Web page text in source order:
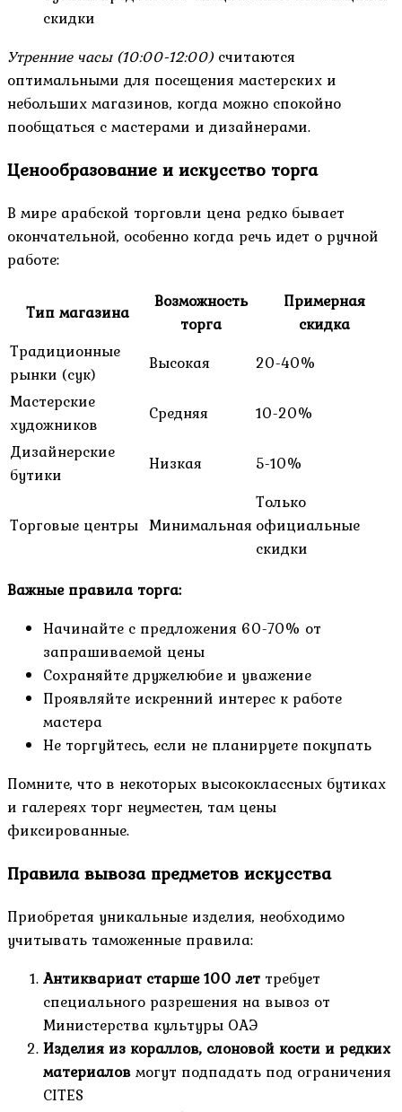
скидки
Утренние часы (10:00-12:00)считаются
оптимальными для посещения мастерских и
небольших магазинов, когда можно спокойно
пообщаться с мастерами и дизайнерами.
Ценообразование и искусство торга
В мире арабской торговли цена редко бывает
окончательной, особенно когда речь идет о ручной
работе:
Тип магазина
Возможность
торга
Примерная
скидка
Традиционные
рынки (сук)
Высокая
20-40%
Мастерские
художников
Средняя
10-20%
Дизайнерские
бутики
Низкая 5-10%
Торговые центры Минимальная
Только
официальные
скидки
Важные правила торга:
Начинайте с предложения 60-70% от
запрашиваемой цены
Сохраняйте дружелюбие и уважение
Проявляйте искренний интерес к работе
мастера
Не торгуйтесь, если не планируете покупать
Помните, что в некоторых высококлассных бутиках
и галереях торг неуместен, там цены
фиксированные.
Правила вывоза предметов искусства
Приобретая уникальные изделия, необходимо
учитывать таможенные правила:
Антиквариат старше 100 лет требует
специального разрешения на вывоз от
Министерства культуры ОАЭ
Изделия из кораллов, слоновой кости и редких
материаловмогут подпадать под ограничения
CITES